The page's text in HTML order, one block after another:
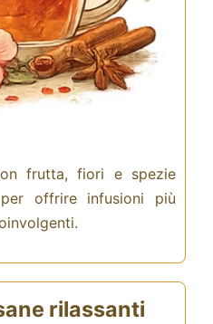
frutta, fiori e spezie
offrire infusioni più
rilassanti